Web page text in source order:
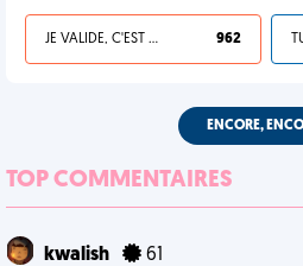
JE VALIDE, C'EST UNE VDM 962
ENCORE,
TOP COMMENTAIRES
kwalish 61